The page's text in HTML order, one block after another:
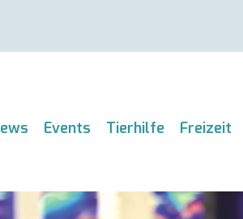
Events Tierhilfe Freizeit